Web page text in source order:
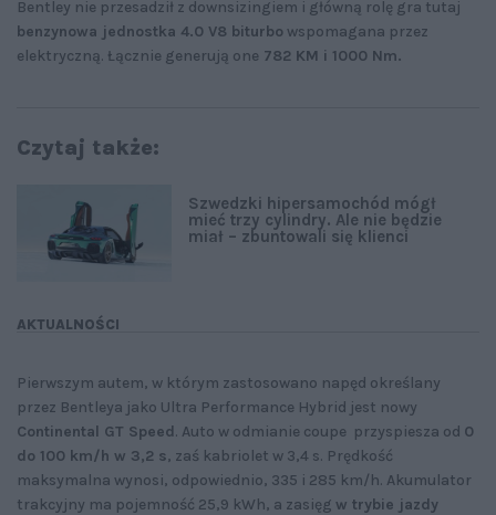
Bentley nie przesadził z downsizingiem i główną rolę gra tutaj
benzynowa jednostka 4.0 V8 biturbo wspomagana przez
elektryczną. Łącznie generują one 782 KM i 1000 Nm.
Czytaj także:
AKTUALNOŚCI
Szwedzki hipersamochód mógł
mieć trzy cylindry. Ale nie będzie
miał – zbuntowali się klienci
Pierwszym autem, w którym zastosowano napęd określany
przez Bentleya jako Ultra Performance Hybrid jest nowy
Continental GT Speed. Auto w odmianie coupe przyspiesza od 0
do 100 km/h w 3,2 s, zaś kabriolet w 3,4 s. Prędkość
maksymalna wynosi, odpowiednio, 335 i 285 km/h. Akumulator
trakcyjny ma pojemność 25,9 kWh, a zasięg w trybie jazdy